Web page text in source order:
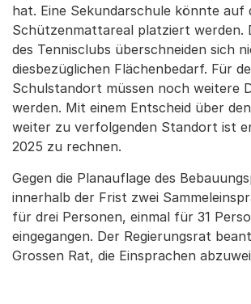
hat. Eine Sekundarschule könnte auf
Schützenmattareal platziert werden.
des Tennisclubs überschneiden sich
diesbezüglichen Flächenbedarf. Für
Schulstandort müssen noch weitere
werden. Mit einem Entscheid über
weiter zu verfolgenden Standort ist
2025 zu rechnen.
Gegen die Planauflage des
innerhalb der Frist zwei
für drei Personen, einmal für 31
eingegangen. Der Regierungsrat
Grossen Rat, die Einsprachen